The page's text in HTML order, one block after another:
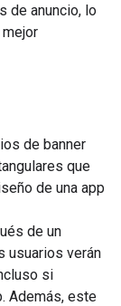
de anuncio, lo
de banner
que
de una app
de un
usuarios verán
si
Además, este